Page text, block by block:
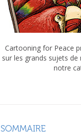
Cartooning for Peace
sur les grands sujets
notre
SOMMAIRE